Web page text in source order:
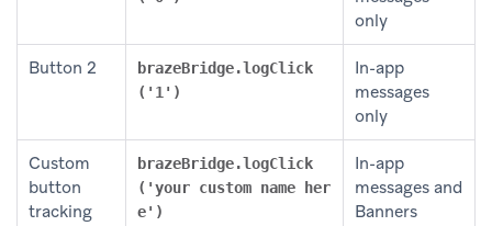
only
Button 2
brazeBridge.logClick
('1')
In-app
messages
only
Custom
button
tracking
brazeBridge.logClick
('your custom name her
e')
In-app
messages and
Banners